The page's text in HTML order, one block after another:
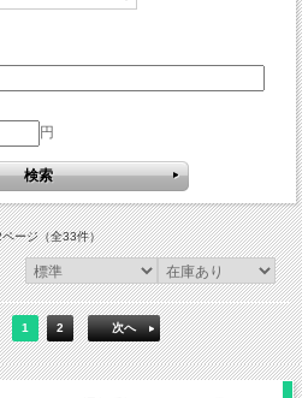
円
ージ（全33件）
1 2 次へ